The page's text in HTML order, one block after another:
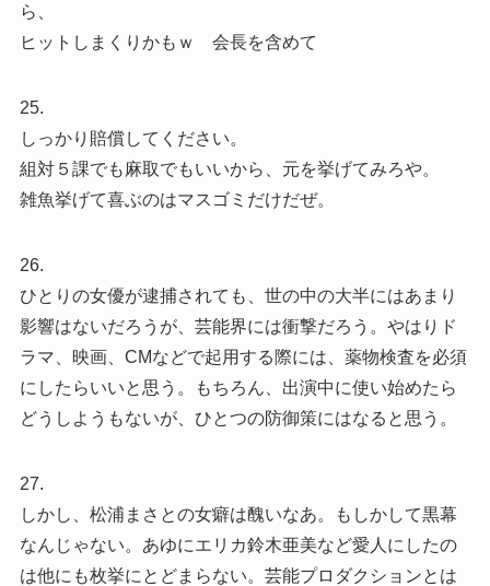
ら、
ヒットしまくりかもｗ 会長を含めて
25.
しっかり賠償してください。
組対５課でも麻取でもいいから、元を挙げてみろや。
雑魚挙げて喜ぶのはマスゴミだけだぜ。
26.
ひとりの女優が逮捕されても、世の中の大半にはあまり
影響はないだろうが、芸能界には衝撃だろう。やはりド
ラマ、映画、CMなどで起用する際には、薬物検査を必須
にしたらいいと思う。もちろん、出演中に使い始めたら
どうしようもないが、ひとつの防御策にはなると思う。
27.
しかし、松浦まさとの女癖は醜いなあ。もしかして黒幕
なんじゃない。あゆにエリカ鈴木亜美など愛人にしたの
は他にも枚挙にとどまらない。芸能プロダクションとは